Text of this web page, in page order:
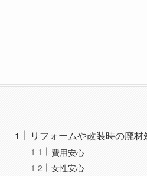
リフォームや改装時の廃
費用安心
女性安心